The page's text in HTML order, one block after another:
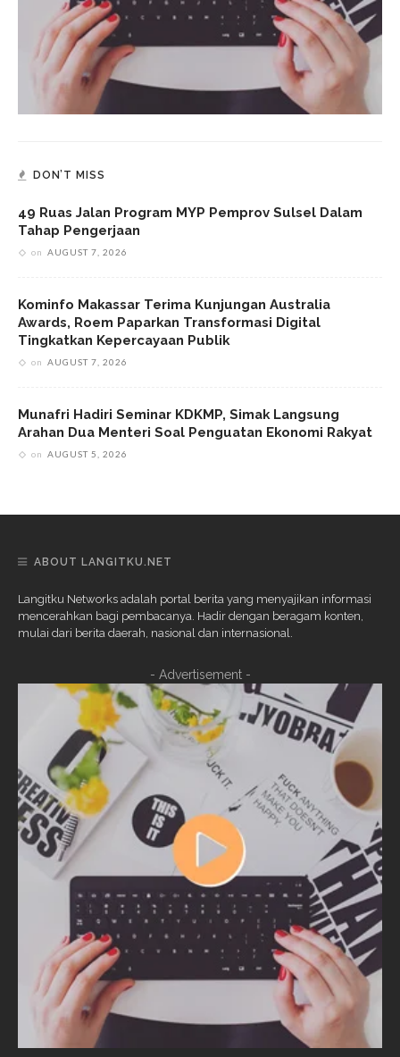
DON’T MISS
49 Ruas Jalan Program MYP Pemprov Sulsel Dalam
Tahap Pengerjaan
on AUGUST 7, 2026
Kominfo Makassar Terima Kunjungan Australia
Awards, Roem Paparkan Transformasi Digital
Tingkatkan Kepercayaan Publik
on AUGUST 7, 2026
Munafri Hadiri Seminar KDKMP, Simak Langsung
Arahan Dua Menteri Soal Penguatan Ekonomi Rakyat
on AUGUST 5, 2026
ABOUT LANGITKU.NET
Langitku Networks adalah portal berita yang menyajikan informasi
mencerahkan bagi pembacanya. Hadir dengan beragam konten,
mulai dari berita daerah, nasional dan internasional.
- Advertisement -